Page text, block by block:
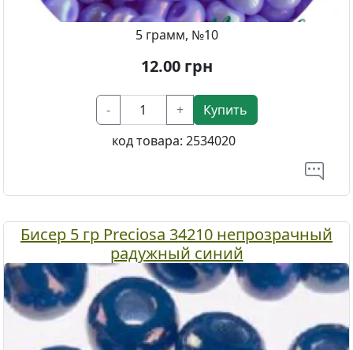
5 грамм, №10
12.00грн
- +
Купить
код товара: 2534020
Бисер 5 гр Preciosa 34210 непрозрачный
радужный синий